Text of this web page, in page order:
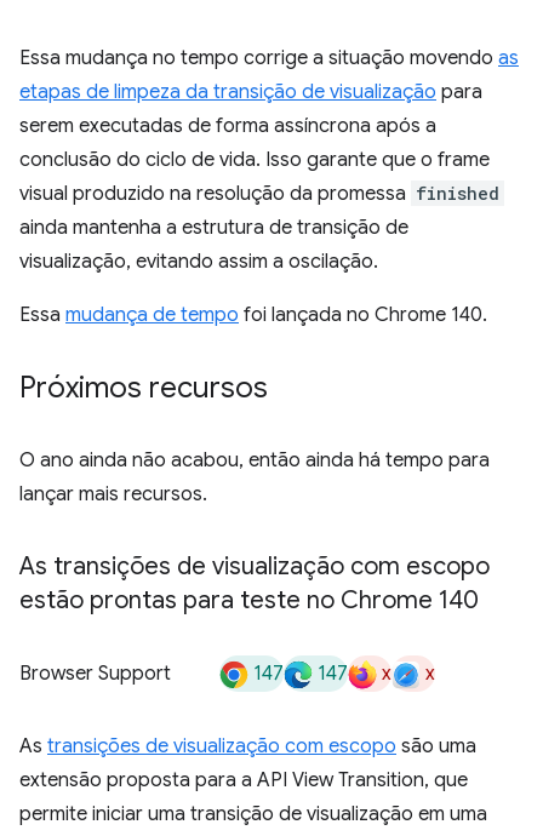
Essa mudança no tempo corrige a situação movendo as
etapas de limpeza da transição de visualização para
serem executadas de forma assíncrona após a
conclusão do ciclo de vida. Isso garante que o frame
visual produzido na resolução da promessa finished
ainda mantenha a estrutura de transição de
visualização, evitando assim a oscilação.
Essa mudança de tempo foi lançada no Chrome 140.
Próximos recursos
O ano ainda não acabou, então ainda há tempo para
lançar mais recursos.
As transições de visualização com escopo
estão prontas para teste no Chrome 140
Browser Support 147 147 x x
As transições de visualização com escopo são uma
extensão proposta para a API View Transition, que
permite iniciar uma transição de visualização em uma